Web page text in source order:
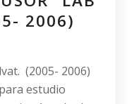
2006)
(2005- 2006)
estudio